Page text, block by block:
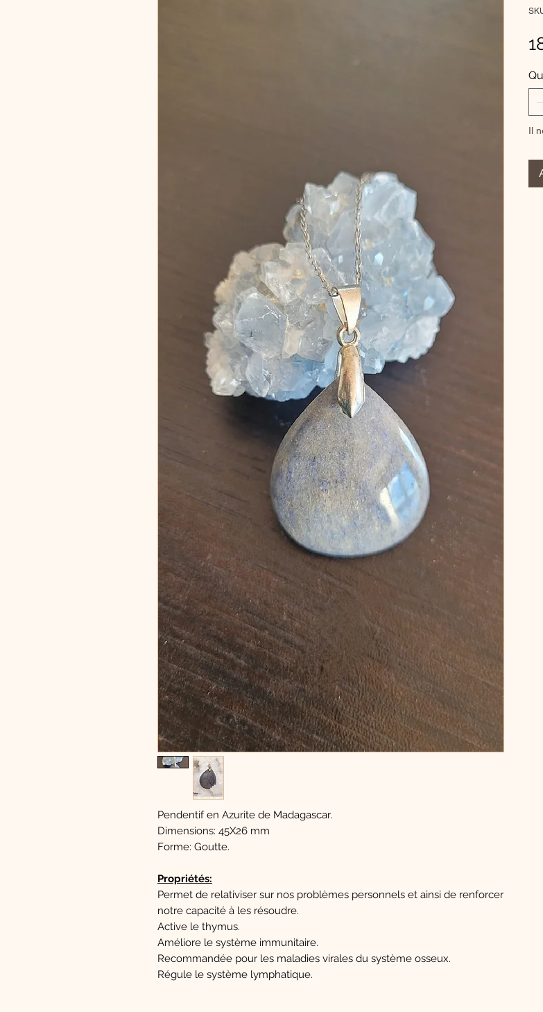
Pendentif en Azurite de Madagascar.
Dimensions: 45X26 mm
Forme: Goutte.
Propriétés:
Permet de relativiser sur nos problèmes personnels et ainsi de renforcer
notre capacité à les résoudre.
Active le thymus.
Améliore le système immunitaire.
Recommandée pour les maladies virales du système osseux.
Régule le système lymphatique.
Il